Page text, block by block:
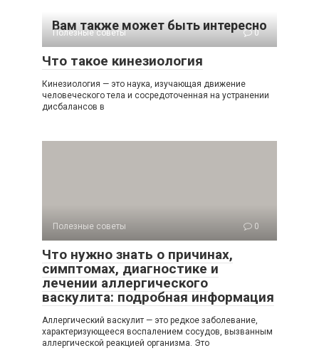
Вам также может быть интересно
Полезные советы 0
Что такое кинезиология
Кинезиология — это наука, изучающая движение
человеческого тела и сосредоточенная на устранении
дисбалансов в
Полезные советы 0
Что нужно знать о причинах,
симптомах, диагностике и
лечении аллергического
васкулита: подробная информация
Аллергический васкулит — это редкое заболевание,
характеризующееся воспалением сосудов, вызванным
аллергической реакцией организма. Это